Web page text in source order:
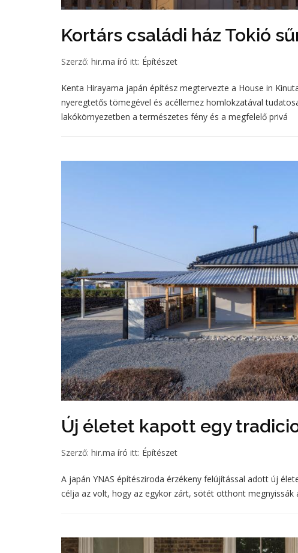
Kortárs családi ház Tokió
Szerző: hir.ma író itt: Építészet
Kenta Hirayama japán építész megtervezte a House in
nyeregtetős tömegével és acéllemez homlokzatával
lakókörnyezetben a természetes fény és a megfelelő privá
Új életet kapott egy
Szerző: hir.ma író itt: Építészet
A japán YNAS építésziroda érzékeny felújítással adott új
célja az volt, hogy az egykor zárt, sötét otthont megnyissák